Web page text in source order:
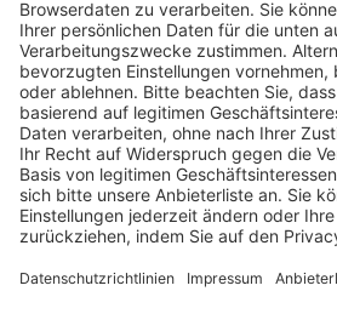
Trainerausbildung
Schulungsangebot Vereinsmitarbeiter
BFV-Geschäftsstellen
Trainerbörse
Login SpielPlus
FOLGE DEM BFV